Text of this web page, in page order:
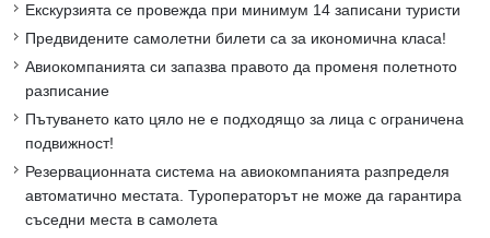
Екскурзията се провежда при минимум 14 записани туристи
Предвидените самолетни билети са за икономична класа!
Авиокомпанията си запазва правото да променя полетното
разписание
Пътуването като цяло не е подходящо за лица с ограничена
подвижност!
Резервационната система на авиокомпанията разпределя
автоматично местата. Туроператорът не може да гарантира
съседни места в самолета